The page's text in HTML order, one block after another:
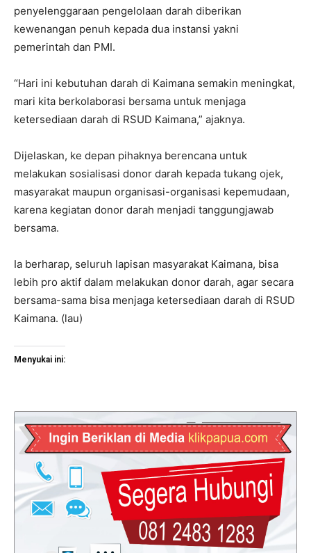
penyelenggaraan pengelolaan darah diberikan
kewenangan penuh kepada dua instansi yakni
pemerintah dan PMI.
“Hari ini kebutuhan darah di Kaimana semakin meningkat,
mari kita berkolaborasi bersama untuk menjaga
ketersediaan darah di RSUD Kaimana,” ajaknya.
Dijelaskan, ke depan pihaknya berencana untuk
melakukan sosialisasi donor darah kepada tukang ojek,
masyarakat maupun organisasi-organisasi kepemudaan,
karena kegiatan donor darah menjadi tanggungjawab
bersama.
Ia berharap, seluruh lapisan masyarakat Kaimana, bisa
lebih pro aktif dalam melakukan donor darah, agar secara
bersama-sama bisa menjaga ketersediaan darah di RSUD
Kaimana. (lau)
Menyukai ini: